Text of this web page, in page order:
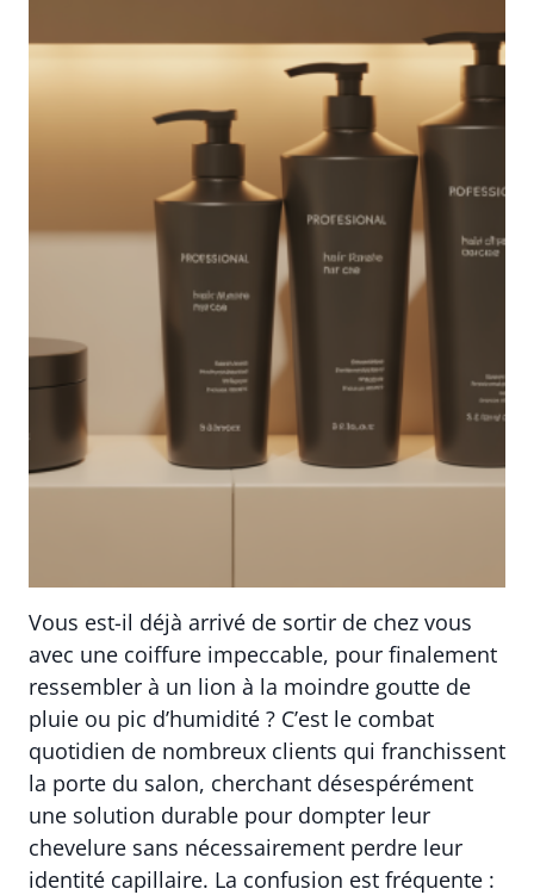
Vous est-il déjà arrivé de sortir de chez vous
avec une coiffure impeccable, pour finalement
ressembler à un lion à la moindre goutte de
pluie ou pic d’humidité ? C’est le combat
quotidien de nombreux clients qui franchissent
la porte du salon, cherchant désespérément
une solution durable pour dompter leur
chevelure sans nécessairement perdre leur
identité capillaire. La confusion est fréquente :